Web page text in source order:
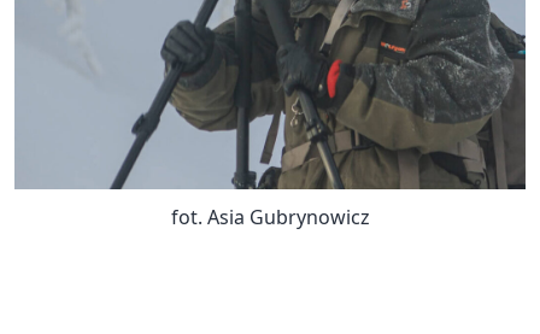
fot. Asia Gubrynowicz